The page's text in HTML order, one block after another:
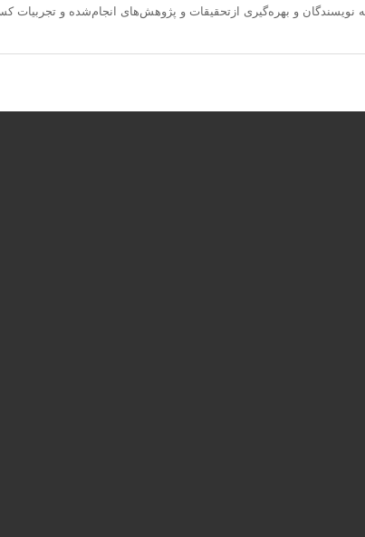
نویسندگان و بهره‌گیری ازتحقیقات و پژوهش‌های انجام‌شده و